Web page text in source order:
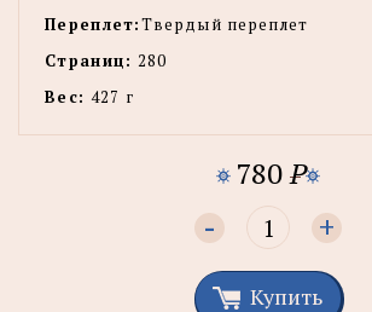
Переплет:Твердый переплет
Страниц: 280
Вес: 427 г
780P
- +
Купить